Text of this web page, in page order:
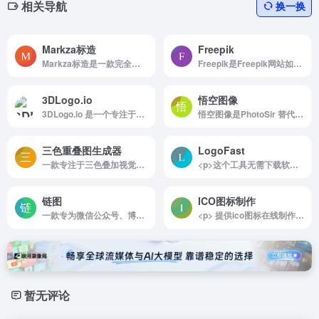
相关导航 换一换
Markza标造
Markza标造是一款完全免费的在线logo徽标设计工具，无需任何设计经验，用户只需几分钟即可创建出专业级的品牌标识。
Freepik
Freepik是Freepik网站如何使用 浏览...
3DLogo.io
3DLogo.io 是一个专注于在线 3D 标志制作的免费工具，主要面向没有设计经验的用户，帮助他们快速将 2D 标志或文字转化为高质量的 3D 动画或模型。
悟空图像
悟空图像是PhotoSir 替代Adobe PhotoShop 的专业图像处理软件
三色重叠图生成器
一款专注于三色叠加视觉效果创作的在线工具，旨在为设计师、创意从业者、学生及视觉艺术爱好者提供便捷、高效的三色图形生成解决方案。
LogoFast
<p>这个工具无需下载软件、不用注册登陆，即可直接使用。</p><p>操作也很简单，选择网站提供的Icon图标或者让AI助手按照你的需求帮你生成一个。</p><p>更改背景以及图标的相关参数，即可一键生成。</p><p>支持输出为PNG或者SVG格式，下载的图片没有水印，很给力！</p>
链图
一款专为微信公众号、博客、社交媒体等场景设计的在线链接转二维码图片生成器。用户只需输入任意网页链接，即可得到一张同时包含二维码、网站标题和简介的精美图片。
ICO图标制作
<p> 提供ico图标在线制作、快速ico图标制作、icon图标制作、favicon、可以将png转ico、favicon在线制作、所有图片转ico，透明ico图标制作、动态ico图标制作方法及将所制作的ico图标下载下来，作为favicon.ico文件。 </p>
暂无评论